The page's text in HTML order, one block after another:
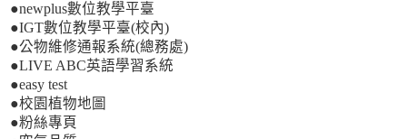
●newplus數位教學平臺
●IGT數位教學平臺(校內)
●公物維修通報系統(總務處)
●LIVE ABC英語學習系統
●easy test
●校園植物地圖
●粉絲專頁